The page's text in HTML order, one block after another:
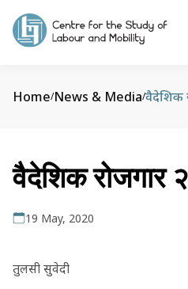
Home/News & Media/वैदेशिक
वैदेशिक रोजगार
19 May, 2020
तुलसी सुवेदी